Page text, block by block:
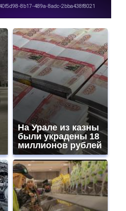
На Урале из казны
были украдены 18
миллионов рублей